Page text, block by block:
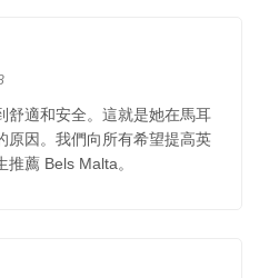
舒適和安全。這就是她在馬耳
原因。我們向所有希望提高英
薦 Bels Malta。